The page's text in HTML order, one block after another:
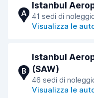
A
Istanbul
41 sedi di
Visualizza le
B
Istanbul
(SAW)
46 sedi di
Visualizza le